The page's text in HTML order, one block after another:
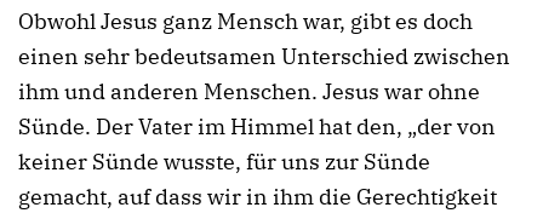
Obwohl Jesus ganz Mensch war, gibt es doch
einen sehr bedeutsamen Unterschied zwischen
ihm und anderen Menschen. Jesus war ohne
Sünde. Der Vater im Himmel hat den, „der von
keiner Sünde wusste, für uns zur Sünde
gemacht, auf dass wir in ihm die Gerechtigkeit